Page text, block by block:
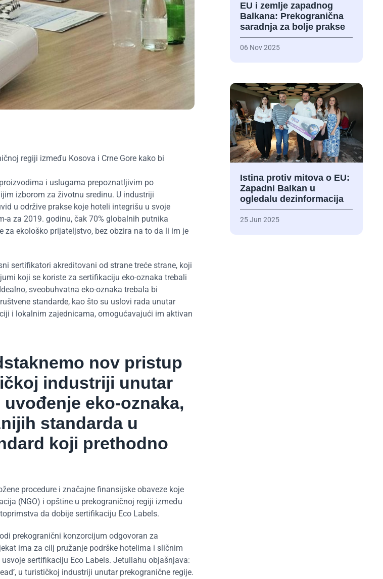
regiji između Kosova i Crne Gore kako bi
i uslugama prepoznatljivim po
izborom za životnu sredinu. U industriji
u održive prakse koje hoteli integrišu u svoje
a za 2019. godinu, čak 70% globalnih putnika
ekološko prijateljstvo, bez obzira na to da li im je
sertifikatori akreditovani od strane treće strane, koji
koji se koriste za sertifikaciju eko-oznaka trebali
sveobuhvatna eko-oznaka trebala bi
standarde, kao što su uslovi rada unutar
i lokalnim zajednicama, omogućavajući im aktivan
nov pristup
industriji unutar
eko-oznaka,
standarda u
koji prethodno
procedure i značajne finansijske obaveze koje
(NGO) i opštine u prekograničnoj regiji između
da dobije sertifikaciju Eco Labels.
prekogranični konzorcijum odgovoran za
ima za cilj pružanje podrške hotelima i sličnim
sertifikaciju Eco Labels. Jetullahu objašnjava:
u turističkoj industriji unutar prekogranične regije.
EU i zemlje zapadnog
Balkana: Prekogranična
saradnja za bolje prakse
06 Nov 2025
Istina protiv mitova o EU:
Zapadni Balkan u
ogledalu dezinformacija
25 Jun 2025